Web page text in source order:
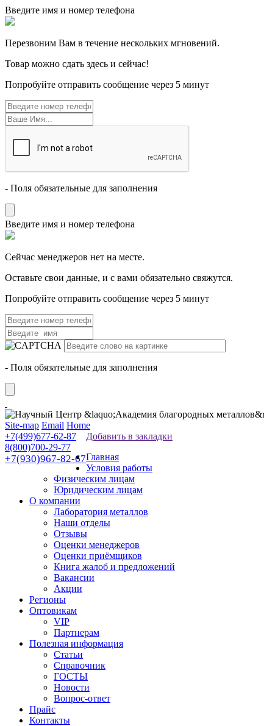
Введите имя и номер телефона
Перезвоним Вам в течение нескольких мгновений.
Товар можно сдать здесь и сейчас!
Попробуйте отправить сообщение через 5 минут
- Поля обязательные для заполнения
Введите имя и номер телефона
Cейчас менеджеров нет на месте.
Оставьте свои данные, и с вами обязательно свяжутся.
Попробуйте отправить сообщение через 5 минут
- Поля обязательные для заполнения
Site-map Email Home
+7(499)677-62-87
8(800)700-29-77
+7(930)967-82-67
Добавить в закладки
Главная
Условия работы
Физическим лицам
Юридическим лицам
О компании
Лаборатория металлов
Наши отделы
Отзывы
Оценки менеджеров
Оценки приёмщиков
Книга жалоб и предложений
Вакансии
Акции
Регионы
Оптовикам
VIP
Партнерам
Полезная информация
Статьи
Справочник
ГОСТЫ
Новости
Вопрос-ответ
Прайс
Контакты